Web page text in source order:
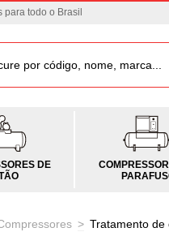
todo o Brasil
DE
> Tratamento de